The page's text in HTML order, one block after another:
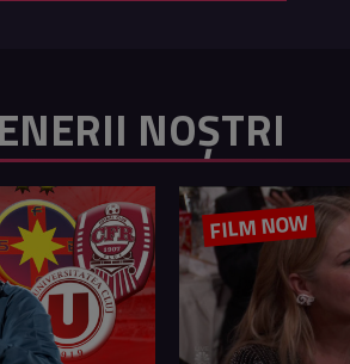
NOȘTRI
FILM NOW